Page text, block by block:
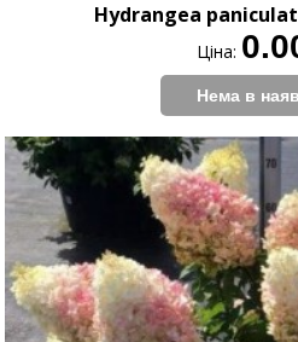
Hydrangea
Ціна: